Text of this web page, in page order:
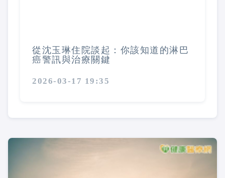
從沈玉琳住院談起：你該知道的淋巴
癌警訊與治療關鍵
2026-03-17 19:35